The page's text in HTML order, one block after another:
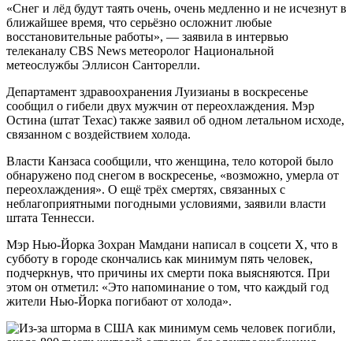
«Снег и лёд будут таять очень, очень медленно и не исчезнут в
ближайшее время, что серьёзно осложнит любые
восстановительные работы», — заявила в интервью
телеканалу CBS News метеоролог Национальной
метеослужбы Эллисон Санторелли.
Департамент здравоохранения Луизианы в воскресенье
сообщил о гибели двух мужчин от переохлаждения. Мэр
Остина (штат Техас) также заявил об одном летальном исходе,
связанном с воздействием холода.
Власти Канзаса сообщили, что женщина, тело которой было
обнаружено под снегом в воскресенье, «возможно, умерла от
переохлаждения». О ещё трёх смертях, связанных с
неблагоприятными погодными условиями, заявили власти
штата Теннесси.
Мэр Нью-Йорка Зохран Мамдани написал в соцсети X, что в
субботу в городе скончались как минимум пять человек,
подчеркнув, что причины их смерти пока выясняются. При
этом он отметил: «Это напоминание о том, что каждый год
жители Нью-Йорка погибают от холода».